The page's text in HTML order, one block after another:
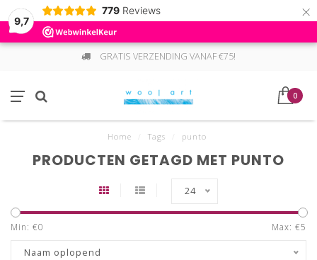
9,7
779 Reviews ×
GRATIS VERZENDING VANAF €75!
0
Home Tags punto
PRODUCTEN GETAGD MET PUNTO
24
Min: €0 Max: €5
Naam oplopend